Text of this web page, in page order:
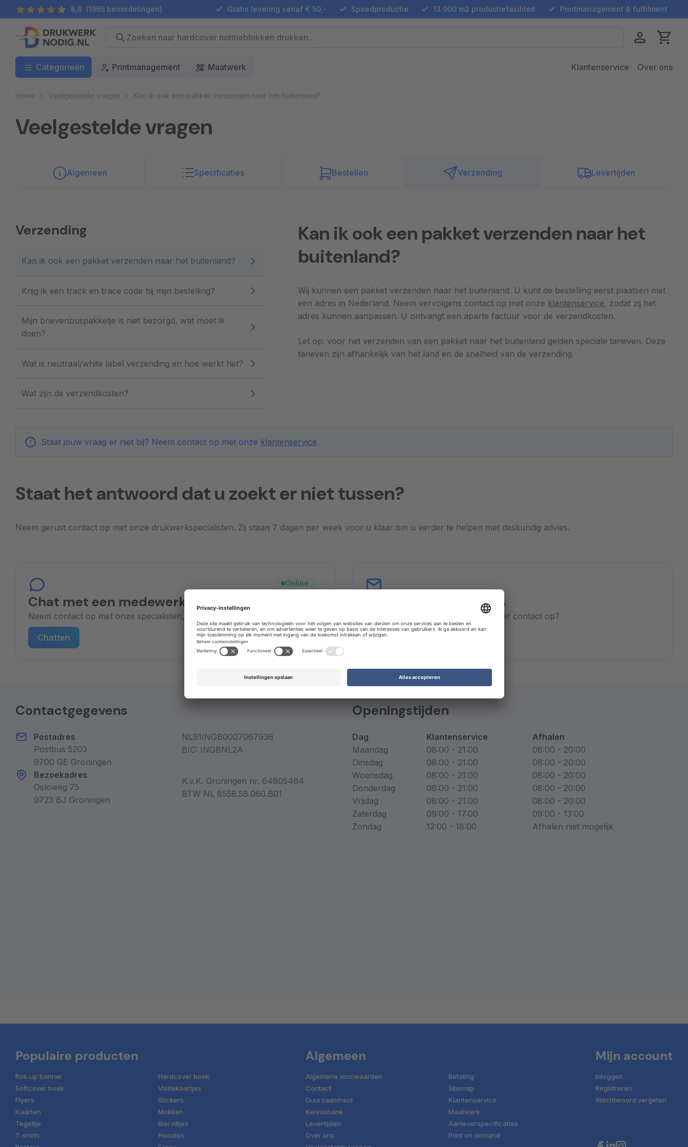
Gratis levering vanaf € 50,- Spoedproductie 13.000 m2 productiefaciliteit Printmanagement & fulfilment
8,8 (1965 beoordelingen)
Categorieën Printmanagement Maatwerk Klantenservice Over ons
Home Veelgestelde vragen Kan ik ook een pakket verzenden naar het buitenland?
Veelgestelde vragen
Algemeen Specificaties Bestellen Verzending Levertijden
Verzending
Kan ik ook een pakket verzenden naar het buitenland?
Krijg ik een track en trace code bij mijn bestelling?
Mijn brievenbuspakketje is niet bezorgd, wat moet ik
doen?
Wat is neutraal/white label verzending en hoe werkt het?
Wat zijn de verzendkosten?
Kan ik ook een pakket verzenden naar het
buitenland?
Wij kunnen een pakket verzenden naar het buitenland. U kunt de bestelling eerst plaatsen met
een adres in Nederland. Neem vervolgens contact op met onze klantenservice, zodat zij het
adres kunnen aanpassen. U ontvangt een aparte factuur voor de verzendkosten.
Let op: voor het verzenden van een pakket naar het buitenland gelden speciale tarieven. Deze
tarieven zijn afhankelijk van het land en de snelheid van de verzending.
Staat jouw vraag er niet bij? Neem contact op met onze klantenservice.
Staat het antwoord dat u zoekt er niet tussen?
Neem gerust contact op met onze drukwerkspecialisten. Zij staan 7 dagen per week voor u klaar om u verder te helpen met deskundig advies.
Chat met een medewerker
Neem contact op met onze specialisten, u heeft direct persoonlijk contact.
Chatten
Overige contactopties
Neemt u liever op een andere manier contact op?
Overige contactopties
Contactgegevens
Postadres
Postbus 5203
9700 GE Groningen
Bezoekadres
Osloweg 75
9723 BJ Groningen
NL91INGB0007067936
BIC: INGBNL2A
K.v.K. Groningen nr. 64805484
BTW NL 8558.58.060.B01
Openingstijden
Dag Klantenservice
Afhalen
Maandag
08:00 - 21:00
08:00 - 20:00
Dinsdag
08:00 - 21:00
08:00 - 20:00
Woensdag
08:00 - 21:00
08:00 - 20:00
Donderdag
08:00 - 21:00
08:00 - 20:00
Vrijdag
08:00 - 21:00
08:00 - 20:00
Zaterdag
09:00 - 17:00
09:00 - 13:00
Zondag
12:00 - 18:00 Afhalen niet mogelijk
Populaire producten
Roll-up banner
Hardcover boek
Softcover boek
Visitekaartjes
Flyers
Stickers
Kaarten
Mokken
Tegeltje
Bierviltjes
T-shirts
Hoodies
Algemeen
Algemene voorwaarden
Betaling
Contact
Sitemap
Duurzaamheid
Klantenservice
Kennisbank
Maatwerk
Levertijden
Aanleverspecificaties
Over ons
Print on demand
Mijn account
Inloggen
Registreren
Wachtwoord vergeten